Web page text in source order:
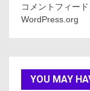
コメントフィード
WordPress.org
YOU MAY